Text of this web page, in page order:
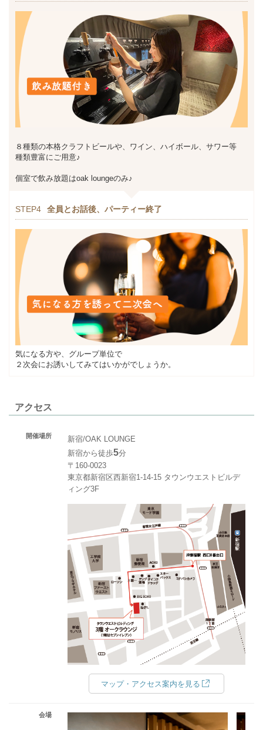
８種類の本格クラフトビールや、ワイン、ハイボール、サワー等
種類豊富にご用意♪
個室で飲み放題はoak loungeのみ♪
STEP4 全員とお話後、パーティー終了
気になる方や、グループ単位で
２次会にお誘いしてみてはいかがでしょうか。
アクセス
開催場所
新宿/OAK LOUNGE
新宿から徒歩5分
〒160-0023
東京都新宿区西新宿1-14-15 タウンウエストビルデ
ィング3F
マップ・アクセス案内を見る
会場